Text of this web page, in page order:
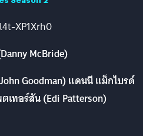
XP1Xrh0
McBride)
Goodman) แดนนี แม็กไบรด์
เทอร์สัน (Edi Patterson)